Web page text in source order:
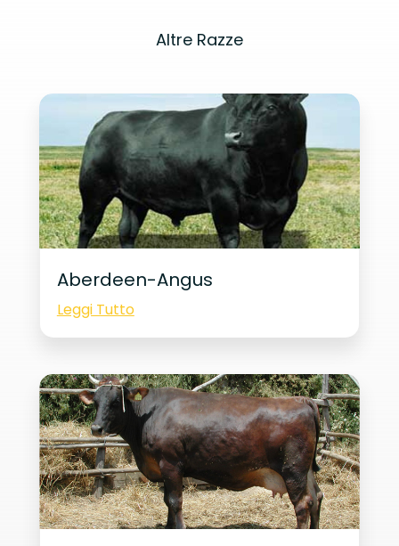
Altre Razze
Aberdeen-Angus
Leggi Tutto